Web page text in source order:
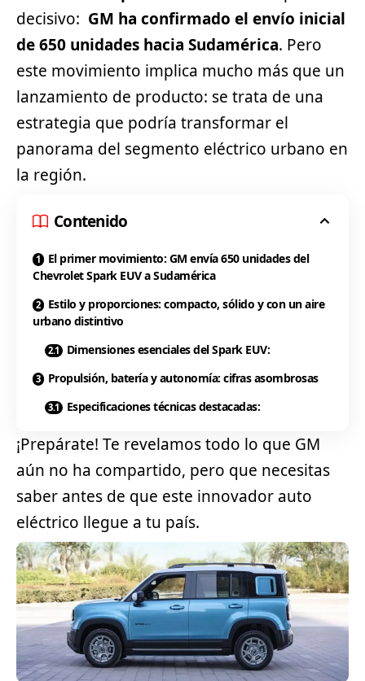
decisivo: GM ha confirmado el envío inicial
de 650 unidades hacia Sudamérica. Pero
este movimiento implica mucho más que un
lanzamiento de producto: se trata de una
estrategia que podría transformar el
panorama del segmento eléctrico urbano en
la región.
Contenido
El primer movimiento: GM envía 650 unidades del
Chevrolet Spark EUV a Sudamérica
Estilo y proporciones: compacto, sólido y con un aire
urbano distintivo
Dimensiones esenciales del Spark EUV:
Propulsión, batería y autonomía: cifras asombrosas
Especificaciones técnicas destacadas:
¡Prepárate! Te revelamos todo lo que GM
aún no ha compartido, pero que necesitas
saber antes de que este innovador auto
eléctrico llegue a tu país.